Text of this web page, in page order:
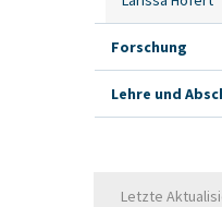
Forschung
Lehre und
Letzte